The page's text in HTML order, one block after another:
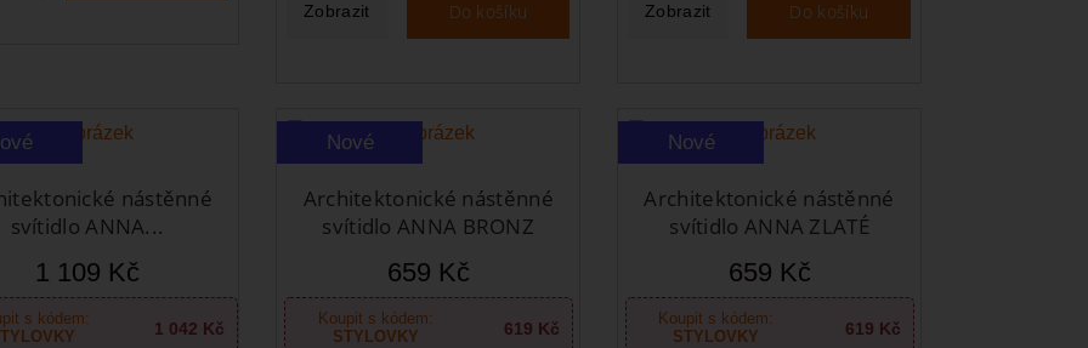
Zobrazit Do košíku Zobrazit Do košíku
nástěnné
svítidlo ANNA...
1 109 Kč
s kódem:
1 042 Kč
Nové
Architektonické nástěnné
svítidlo ANNA BRONZ
659 Kč
Koupit s kódem:
STYLOVKY
619 Kč
Nové
Architektonické nástěnné
svítidlo ANNA ZLATÉ
659 Kč
Koupit s kódem:
STYLOVKY
619 Kč